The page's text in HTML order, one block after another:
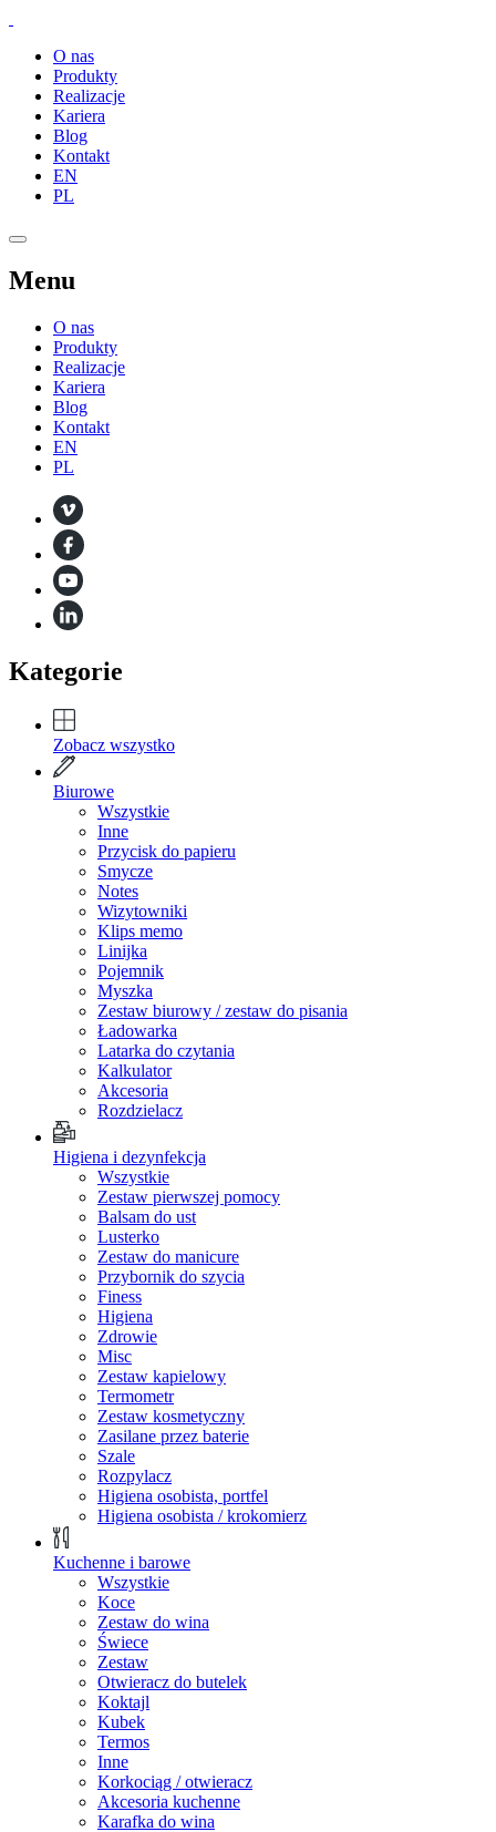
O nas
Produkty
Realizacje
Kariera
Blog
Kontakt
EN
PL
Menu
O nas
Produkty
Realizacje
Kariera
Blog
Kontakt
EN
PL
Kategorie
Zobacz wszystko
Biurowe
Wszystkie
Inne
Przycisk do papieru
Smycze
Notes
Wizytowniki
Klips memo
Linijka
Pojemnik
Myszka
Zestaw biurowy / zestaw do pisania
Ładowarka
Latarka do czytania
Kalkulator
Akcesoria
Rozdzielacz
Higiena i dezynfekcja
Wszystkie
Zestaw pierwszej pomocy
Balsam do ust
Lusterko
Zestaw do manicure
Przybornik do szycia
Finess
Higiena
Zdrowie
Misc
Zestaw kapielowy
Termometr
Zestaw kosmetyczny
Zasilane przez baterie
Szale
Rozpylacz
Higiena osobista, portfel
Higiena osobista / krokomierz
Kuchenne i barowe
Wszystkie
Koce
Zestaw do wina
Świece
Zestaw
Otwieracz do butelek
Koktajl
Kubek
Termos
Inne
Korkociąg / otwieracz
Akcesoria kuchenne
Karafka do wina